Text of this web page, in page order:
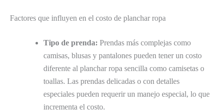
Factores que influyen en el costo de planchar ropa
Tipo de prenda: Prendas más complejas como
camisas, blusas y pantalones pueden tener un costo
diferente al planchar ropa sencilla como camisetas o
toallas. Las prendas delicadas o con detalles
especiales pueden requerir un manejo especial, lo que
incrementa el costo.